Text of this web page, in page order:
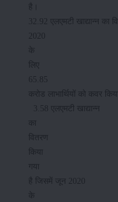
है।
32.92 एलएमटी खाद्यान्न का
2020
के
लिए
65.85
करोड लाभार्थियों को कवर
3.58 एलएमटी खाद्यान्न
का
वितरण
किया
गया
है जिसमें जून 2020
के